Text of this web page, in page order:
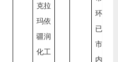
克拉
玛依
疆润
化工
环境局
已对师
市辖区
内皂脚